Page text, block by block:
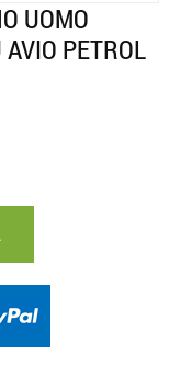
UOMO
PETROL